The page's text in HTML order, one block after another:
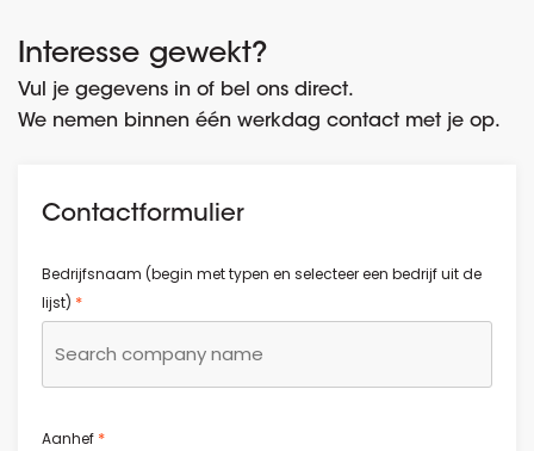
Interesse gewekt?
Vul je gegevens in of bel ons direct.
We nemen binnen één werkdag contact met je op.
Contactformulier
Bedrijfsnaam (begin met typen en selecteer een bedrijf uit de
lijst) *
Aanhef *